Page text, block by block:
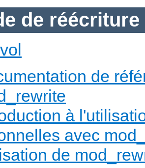
de réécriture
de
à
avec
de